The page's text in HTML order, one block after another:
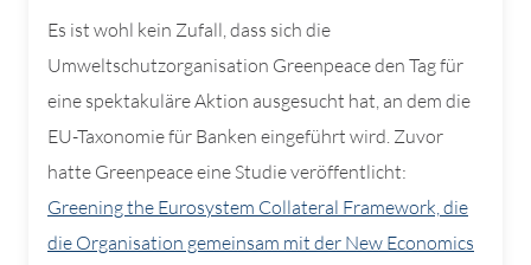
Es ist wohl kein Zufall, dass sich die
Umweltschutzorganisation Greenpeace den Tag für
eine spektakuläre Aktion ausgesucht hat, an dem die
EU-Taxonomie für Banken eingeführt wird. Zuvor
hatte Greenpeace eine Studie veröffentlicht:
Greening the Eurosystem Collateral Framework, die
die Organisation gemeinsam mit der New Economics